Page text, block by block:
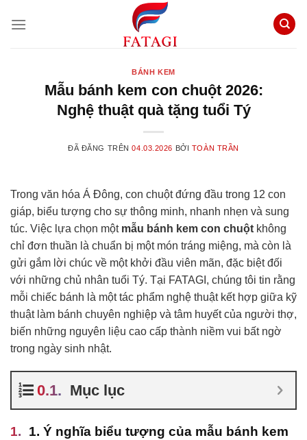
đến
BÁNH KEM
Mẫu bánh kem con chuột 2026:
Nghệ thuật quà tặng tuổi Tý
ĐÃ ĐĂNG TRÊN04.03.2026 BỞI TOÀN TRẦN
Trong văn hóa Á Đông, con chuột đứng đầu trong 12 con
giáp, biểu tượng cho sự thông minh, nhanh nhẹn và sung
túc. Việc lựa chọn một mẫu bánh kem con chuột không
chỉ đơn thuần là chuẩn bị một món tráng miệng, mà còn là
gửi gắm lời chúc về một khởi đầu viên mãn, đặc biệt đối
với những chủ nhân tuổi Tý. Tại FATAGI, chúng tôi tin rằng
mỗi chiếc bánh là một tác phẩm nghệ thuật kết hợp giữa kỹ
thuật làm bánh chuyên nghiệp và tâm huyết của người thợ,
biến những nguyên liệu cao cấp thành niềm vui bất ngờ
trong ngày sinh nhật.
Mục lục
1. Ý nghĩa biểu tượng của mẫu bánh kem